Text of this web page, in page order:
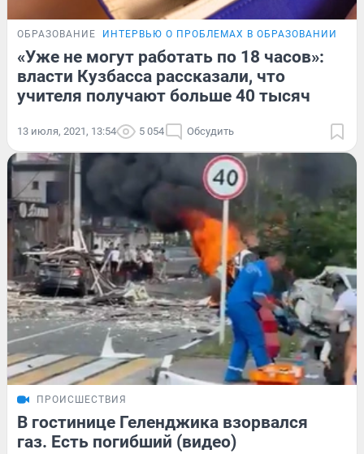
ОБРАЗОВАНИЕ ИНТЕРВЬЮ О ПРОБЛЕМАХ В ОБРАЗОВАНИИ
«Уже не могут работать по 18 часов»:
власти Кузбасса рассказали, что
учителя получают больше 40 тысяч
13 июля, 2021, 13:54 5 054 Обсудить
ПРОИСШЕСТВИЯ
В гостинице Геленджика взорвался
газ. Есть погибший (видео)